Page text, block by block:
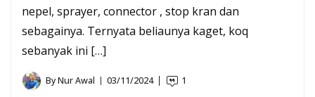
nepel, sprayer, connector , stop kran dan
sebagainya. Ternyata beliaunya kaget, koq
sebanyak ini […]
ByNur Awal 03/11/2024 1